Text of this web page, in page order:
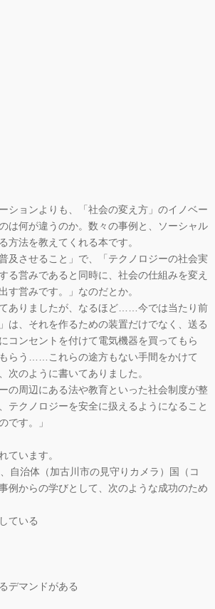
ョンよりも、「社会の変え方」のイノベー
何が違うのか。数々の事例と、ソーシャル
方法を教えてくれる本です。
させること」で、「テクノロジーの社会実
る営みであると同時に、社会の仕組みを変え
す営みです。」なのだとか。
ありましたが、なるほど……今では当たり前
は、それを作るための装置だけでなく、送る
コンセントを付けて電気機器を買ってもら
らう……これらの途方もない手間をかけて
のように書いてありました。
の周辺にある法や教育といった社会制度が整
テクノロジーを安全に扱えるようになること
です。」
ています。
自治体（加古川市の見守りカメラ）国（コ
例からの学びとして、次のような成功のため
ている
デマンドがある